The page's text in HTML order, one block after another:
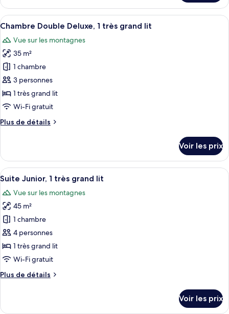
1
grand
lit
le
type
de
Chambre
Double
Supérieure,
grand
lit
Afficher
toutes
les
photos
pour
ce
type
de
chambre :
Chambre
1
très
grand
lit
Une chambre d’hôtel avec un
6
Chambre Double Deluxe, 1 très grand lit
Vue sur les montagnes
35 m²
1 chambre
3 personnes
1 très grand lit
Wi-Fi gratuit
Plus de détails
Plus
le
type
de
Chambre
Double
Deluxe,
très
grand
lit
Voir les prix
Afficher
toutes
les
photos
pour
ce
type
de
chambre :
Suite
Suite Junior, 1 très grand lit |
6
Suite Junior, 1 très grand lit
Vue sur les montagnes
45 m²
1 chambre
4 personnes
1 très grand lit
Wi-Fi gratuit
Plus de détails
Plus
le
Voir les prix